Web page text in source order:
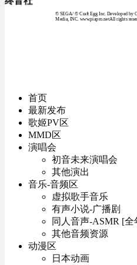
© SEGA / © Craft Egg Inc. Developed by
Media, INC. www.piapro.netAll rights
首页
最新发布
歌姬PV区
MMD区
演唱会
初音未来演唱会
其他演出
音乐-音频区
虚拟歌手音乐
有声小说-广播剧
同人音声-ASMR [全
其他音频资源
动漫区
日本动画